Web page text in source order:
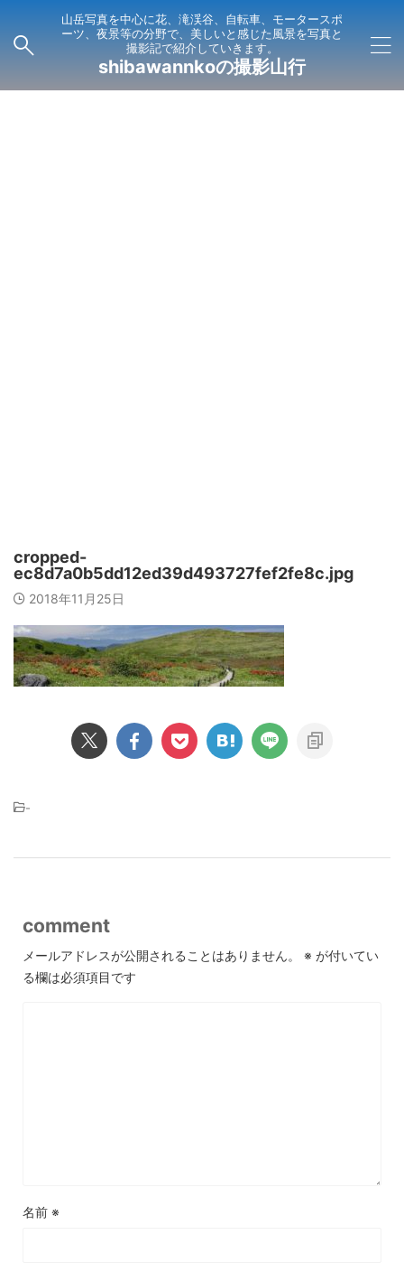
山岳写真を中心に花、滝渓谷、自転車、モータースポ
ーツ、夜景等の分野で、美しいと感じた風景を写真と
撮影記で紹介していきます。
shibawannkoの撮影山行
cropped-
ec8d7a0b5dd12ed39d493727fef2fe8c.jpg
2018年11月25日
-
comment
メールアドレスが公開されることはありません。 ※ が付いてい
る欄は必須項目です
名前 ※